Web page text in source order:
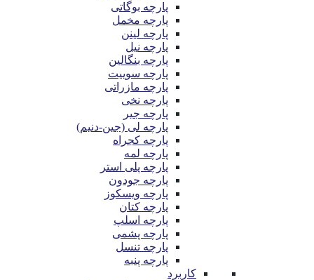
پارچه بوگاتی
پارچه مخمل
پارچه لینن
پارچه نیل
پارچه بنگالین
پارچه سوییت
پارچه مازراتی
پارچه نخی
پارچه جیر
پارچه لی (جین-دنیم)
پارچه کجراه
پارچه لمه
پارچه پلی استر
پارچه جودون
پارچه ویسکوز
پارچه کتان
پارچه اسلپ
پارچه پشمی
پارچه تنسل
پارچه پنبه
کاربرد